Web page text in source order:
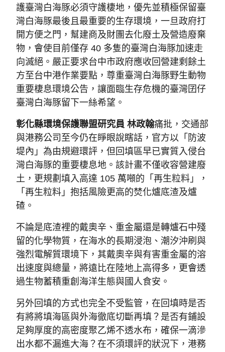
護臺灣白海豚必須守護棲地，優先並積極保留臺
灣白海豚最後且最重要的生存環境，一旦政府打
開方便之門，幫建商及財團去化廢土及營造廢棄
物，會使目前僅存 40 多隻的臺灣白海豚加速走
向滅絕。嚴正要求台中市政府應收回營建剩餘土
方至台中港作業要點，尊重臺灣白海豚野生動物
重要棲息環境公告，讓面臨生存危機的臺灣囝仔
臺灣白海豚留下一絲希望。
彰化縣環境保護聯盟研究員 林政翰痛批，交通部
與港務公司至今仍在睜眼說瞎話，官方以「防波
堤內」為由規避環評，但回填區早已實質入侵台
灣白海豚的重要棲息地。該計畫不僅收容營建廢
土，更規劃填入高達 105 萬噸的「再生粒料」，
「再生粒料」抱括風險更高的焚化爐底渣及爐
碴。
不論是底渣裡的戴奧辛、重金屬還是轉爐石中殘
留的化學物質，在海水的長期浸泡、潮汐沖刷與
強烈電解質環境下，其戴奧辛與有害重金屬的溶
出速度與總量，將遠比在陸地上高得多，更會透
過生物蓄積重創海洋生態與國人食安。
另外回填的方式也完全不受監管，在回填時是否
有將將填海區與外海徹底切斷再填？是否有鋪設
足夠厚度的高密度聚乙烯不透水布，確保一滴滲
出水都不漏進大海？在不須環評的狀況下，港務